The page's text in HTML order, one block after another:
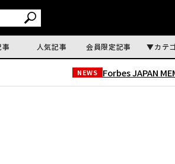
事 人気記事 会員限定記事 カテ
NEWS Forbes JAPAN